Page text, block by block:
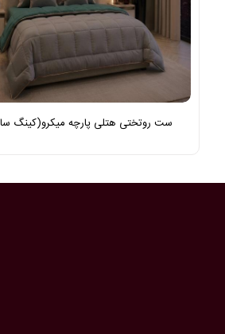
ست روتختی هتلی پارچه میکرو(کینگ